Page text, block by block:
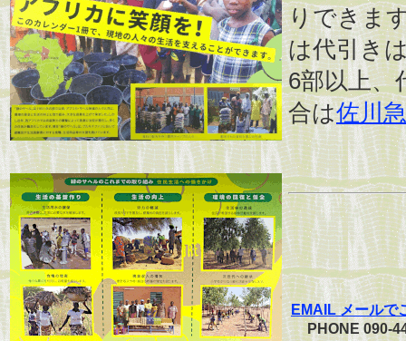
りできま
は代引き
6部以上、
合は佐川
EMAIL メールで
PHONE 090-